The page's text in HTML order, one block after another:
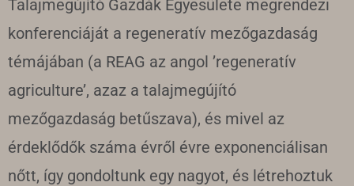
Talajmegújító Gazdák Egyesülete megrendezi
konferenciáját a regeneratív mezőgazdaság
témájában (a REAG az angol ’regeneratív
agriculture’, azaz a talajmegújító
mezőgazdaság betűszava), és mivel az
érdeklődők száma évről évre exponenciálisan
nőtt, így gondoltunk egy nagyot, és létrehoztuk